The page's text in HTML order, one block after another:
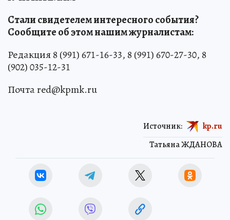
Стали свидетелем интересного события?
Сообщите об этом нашим журналистам:
Редакция 8 (991) 671-16-33, 8 (991) 670-27-30, 8
(902) 035-12-31
Почта red@kpmk.ru
Татьяна ЖДАНОВА
Источник: kp.ru